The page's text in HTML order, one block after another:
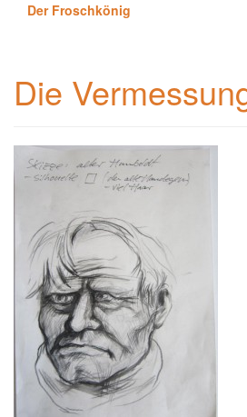
Der Froschkönig
Die